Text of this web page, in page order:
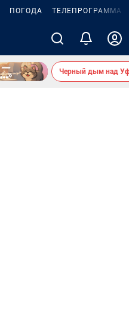
ПОГОДА ТЕЛЕПРОГРАММА
Черный дым над